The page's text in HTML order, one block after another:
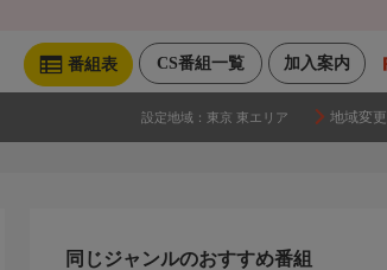
加入案内
CS番組一覧
番組表
設定地域： 東京 東エリア 地域変更
同じジャンルのおすすめ番組